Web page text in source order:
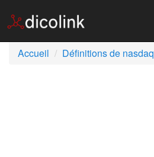
Accueil
Définitions de nasdaq